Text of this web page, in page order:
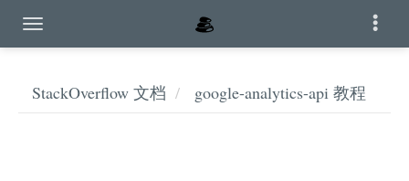
StackOverflow 文档 google-analytics-api 教程